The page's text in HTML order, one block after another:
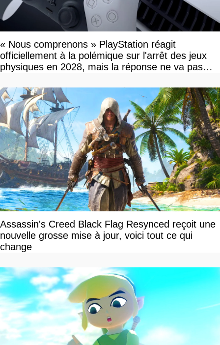
« Nous comprenons » PlayStation réagit
officiellement à la polémique sur l'arrêt des jeux
physiques en 2028, mais la réponse ne va pas
Assassin's Creed Black Flag Resynced reçoit une
nouvelle grosse mise à jour, voici tout ce qui
change